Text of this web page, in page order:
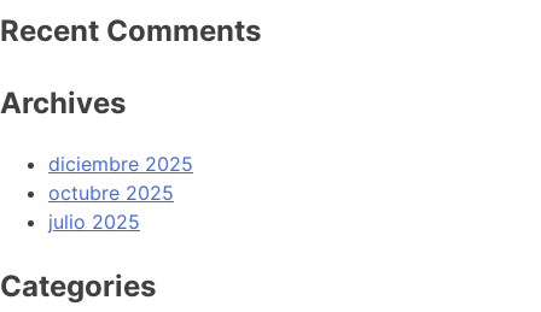
Recent Comments
Archives
diciembre 2025
octubre 2025
julio 2025
Categories